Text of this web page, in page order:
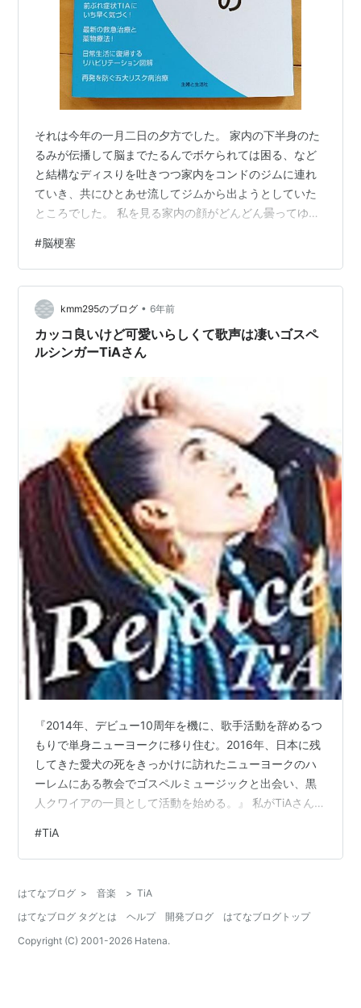
【Album】
アーティスト:TiA
出版社/メーカー:エピックレコードジ
ャパン
発売日:2004/12/15
メディア:
CD
購入: 1人 クリック: 9回
この商品を含むブログ (17件) を見る
それは今年の一月二日の夕方でした。 家内の下半身のた
るみが伝播して脳までたるんでボケられては困る、など
と結構なディスりを吐きつつ家内をコンドのジムに連れ
ていき、共にひとあせ流してジムから出ようとしていた
ところでした。 私を見る家内の顔がどんどん曇ってゆき
っ張り上げます。え？ 何するんだよ！やめてくれよ、大
丈夫だから。いやほんと大丈夫だから。大丈夫だから。
でも、自分で自分の声に気づきました。 「だひひゃうぶ
だはあ」 喋れていないのです。 そして、自力で立ってい
ることもできない状態でした。 ベンチプレスに腰を下ろ
し、家内が私を落ち着けます。 右半…
#脳梗塞
kmm295のブログ • 6年前
カッコ良いけど可愛いらしくて歌声は凄いゴスペ
ルシンガーTiAさん
『2014年、デビュー10周年を機に、歌手活動を辞めるつ
もりで単身ニューヨークに移り住む。2016年、日本に残
してきた愛犬の死をきっかけに訪れたニューヨークのハ
ーレムにある教会でゴスペルミュージックと出会い、黒
人クワイアの一員として活動を始める。』 私がTiAさんを
んなに時期はハッキリは覚えていないですが、この動画
を見つけてビビッとくる歌声でしたので、印象に残った
れた動画ですが今聴いても良い歌声です。 曲も結構好き
ですね…お世辞にも売れそうとは思えませんでしたが。
でも、…
#TiA
はてなブログ > 音楽 > TiA
はてなブログ タグとは
ヘルプ 開発ブログ
はてなブログトップ
Copyright (C) 2001-2026 Hatena.